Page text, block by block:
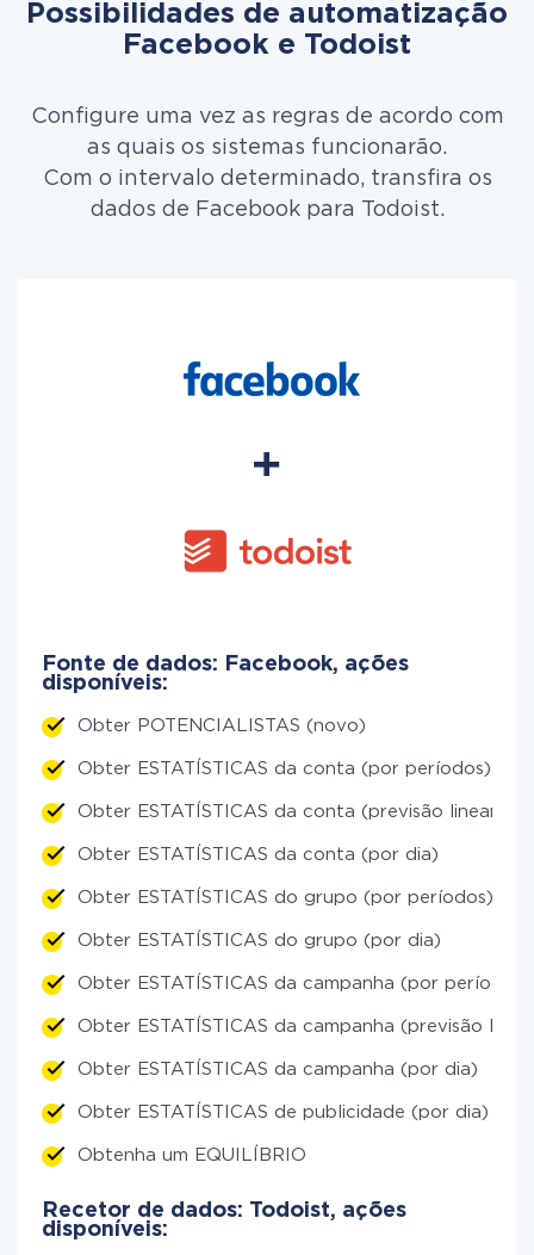
Possibilidades de automatização
Facebook e Todoist
Configure uma vez as regras de acordo com
as quais os sistemas funcionarão.
Com o intervalo determinado, transfira os
dados de Facebook para Todoist.
Fonte de dados: Facebook, ações
disponíveis:
Obter POTENCIALISTAS (novo)
Obter ESTATÍSTICAS da conta (por períodos)
Obter ESTATÍSTICAS da conta (previsão linear)
Obter ESTATÍSTICAS da conta (por dia)
Obter ESTATÍSTICAS do grupo (por períodos)
Obter ESTATÍSTICAS do grupo (por dia)
Obter ESTATÍSTICAS da campanha (por períodos)
Obter ESTATÍSTICAS da campanha (previsão
Obter ESTATÍSTICAS da campanha (por dia)
Obter ESTATÍSTICAS de publicidade (por dia)
Obtenha um EQUILÍBRIO
Recetor de dados: Todoist, ações
disponíveis: